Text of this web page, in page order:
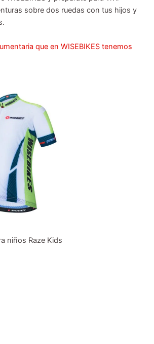
sobre dos ruedas con tus hijos y
que en WISEBIKES tenemos
niños Raze Kids